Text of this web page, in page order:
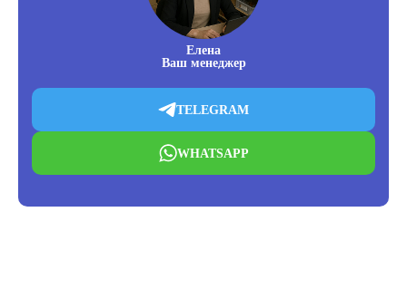
Елена
Ваш менеджер
TELEGRAM
WHATSAPP